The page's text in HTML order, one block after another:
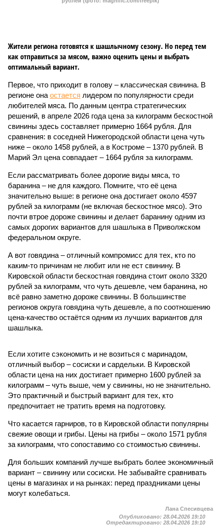
Жители региона готовятся к шашлычному сезону. Но перед тем
как отправиться за мясом, важно оценить цены и выбрать
оптимальный вариант.
Первое, что приходит в голову – классическая свинина. В
регионе она остается лидером по популярности среди
любителей мяса. По данным центра стратегических
решений, в апреле 2026 года цена за килограмм бескостной
свинины здесь составляет примерно 1664 рубля. Для
сравнения: в соседней Нижегородской области цена чуть
ниже – около 1458 рублей, а в Костроме – 1370 рублей. В
Марий Эл цена совпадает – 1664 рубля за килограмм.
Если рассматривать более дорогие виды мяса, то
баранина – не для каждого. Помните, что её цена
значительно выше: в регионе она достигает около 4597
рублей за килограмм (не включая бескостное мясо). Это
почти втрое дороже свинины и делает баранину одним из
самых дорогих вариантов для шашлыка в Приволжском
федеральном округе.
А вот говядина – отличный компромисс для тех, кто по
каким-то причинам не любит или не ест свинину. В
Кировской области бескостная говядина стоит около 3320
рублей за килограмм, что чуть дешевле, чем баранина, но
всё равно заметно дороже свинины. В большинстве
регионов округа говядина чуть дешевле, а по соотношению
цена-качество остаётся одним из лучших вариантов для
шашлыка.
Если хотите сэкономить и не возиться с маринадом,
отличный выбор – сосиски и сардельки. В Кировской
области цена на них достигает примерно 1600 рублей за
килограмм – чуть выше, чем у свинины, но не значительно.
Это практичный и быстрый вариант для тех, кто
предпочитает не тратить время на подготовку.
Что касается гарниров, то в Кировской области популярны
свежие овощи и грибы. Цены на грибы – около 1571 рубля
за килограмм, что сопоставимо со стоимостью свинины.
Для больших компаний лучше выбрать более экономичный
вариант – свинину или сосиски. Не забывайте сравнивать
цены в магазинах и на рынках: перед праздниками цены
могут колебаться.
Лана Спесивцева
Опубликовано: 28.04.2026 19:10
Отредактировано: 28.04.2026 19:10